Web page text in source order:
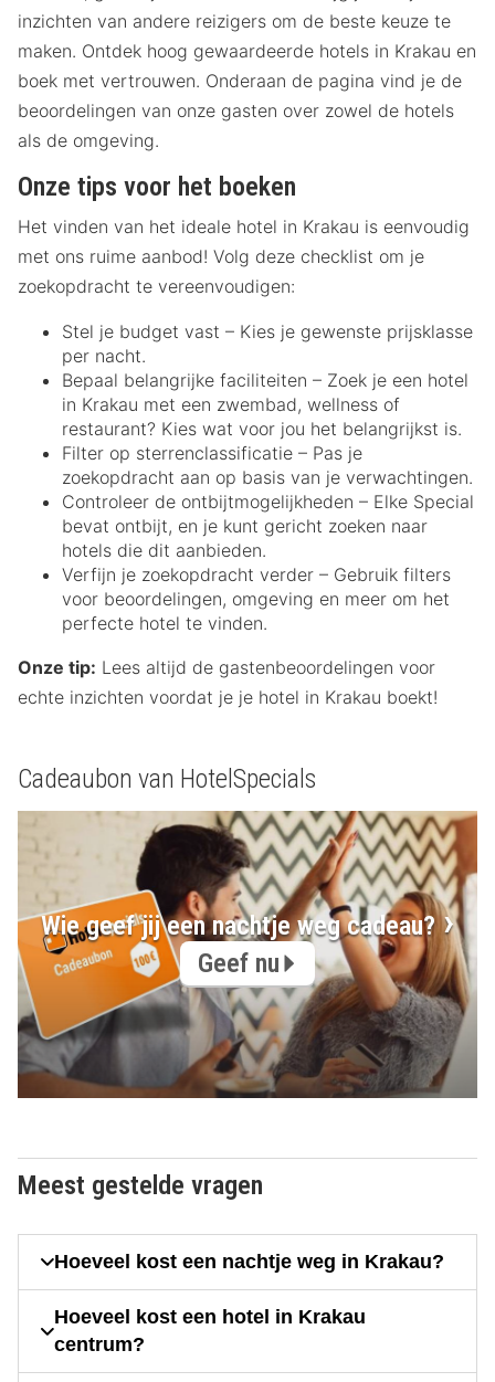
inzichten van andere reizigers om de beste keuze te
maken. Ontdek hoog gewaardeerde hotels in Krakau en
boek met vertrouwen. Onderaan de pagina vind je de
beoordelingen van onze gasten over zowel de hotels
als de omgeving.
Onze tips voor het boeken
Het vinden van het ideale hotel in Krakau is eenvoudig
met ons ruime aanbod! Volg deze checklist om je
zoekopdracht te vereenvoudigen:
Stel je budget vast – Kies je gewenste prijsklasse
per nacht.
Bepaal belangrijke faciliteiten – Zoek je een hotel
in Krakau met een zwembad, wellness of
restaurant? Kies wat voor jou het belangrijkst is.
Filter op sterrenclassificatie – Pas je
zoekopdracht aan op basis van je verwachtingen.
Controleer de ontbijtmogelijkheden – Elke Special
bevat ontbijt, en je kunt gericht zoeken naar
hotels die dit aanbieden.
Verfijn je zoekopdracht verder – Gebruik filters
voor beoordelingen, omgeving en meer om het
perfecte hotel te vinden.
Onze tip: Lees altijd de gastenbeoordelingen voor
echte inzichten voordat je je hotel in Krakau boekt!
Cadeaubon van HotelSpecials
Wie geef jij een nachtje weg cadeau?
Geef nu
Meest gestelde vragen
Hoeveel kost een nachtje weg in Krakau?
Hoeveel kost een hotel in Krakau
centrum?